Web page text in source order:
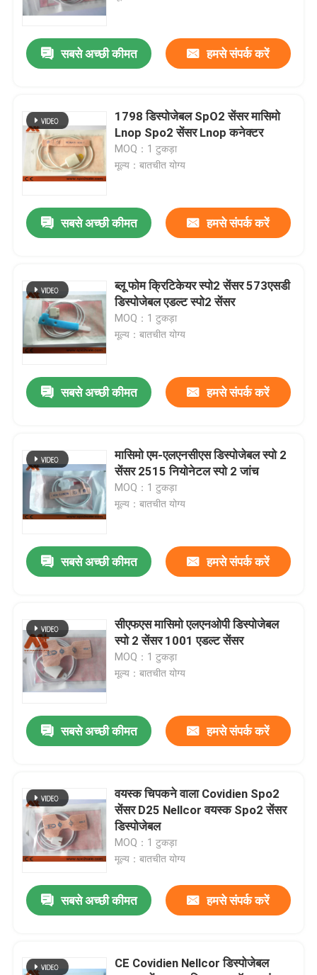
उत्पाद
हमारे बारे में
फैक्टरी यात्रा
हमसे संपर्क करें
समाचार
ईसीजी रोगी केबल
पुन: प्रयोज्य खराब 2 सेंसर
डिस्पोजेबल SpO2 सेंसर
Spo2 एक्सटेंशन केबल
ईकेजी इलेक्ट्रोड
एनआईबीपी नली
आईबीपी केबल
सबसे अच्छी कीमत हमसे संपर्क करें
1798 डिस्पोजेबल SpO2 सेंसर मासिमो
Lnop Spo2 सेंसर Lnop कनेक्टर
MOQ：1 टुकड़ा
मूल्य：बातचीत योग्य
सबसे अच्छी कीमत हमसे संपर्क करें
ब्लू फोम क्रिटिकेयर स्पो2 सेंसर 573एसडी
डिस्पोजेबल एडल्ट स्पो2 सेंसर
MOQ：1 टुकड़ा
मूल्य：बातचीत योग्य
सबसे अच्छी कीमत हमसे संपर्क करें
मासिमो एम-एलएनसीएस डिस्पोजेबल स्पो 2
सेंसर 2515 नियोनेटल स्पो 2 जांच
MOQ：1 टुकड़ा
मूल्य：बातचीत योग्य
सबसे अच्छी कीमत हमसे संपर्क करें
सीएफएस मासिमो एलएनओपी डिस्पोजेबल
स्पो 2 सेंसर 1001 एडल्ट सेंसर
MOQ：1 टुकड़ा
मूल्य：बातचीत योग्य
सबसे अच्छी कीमत हमसे संपर्क करें
वयस्क चिपकने वाला Covidien Spo2
सेंसर D25 Nellcor वयस्क Spo2 सेंसर
डिस्पोजेबल
MOQ：1 टुकड़ा
मूल्य：बातचीत योग्य
सबसे अच्छी कीमत हमसे संपर्क करें
CE Covidien Nellcor डिस्पोजेबल